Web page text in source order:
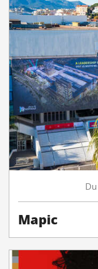
Du
Mapic